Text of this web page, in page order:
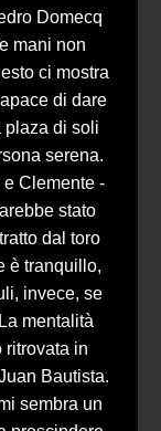
Domecq
mani non
ci mostra
di dare
plaza di soli
serena.
Clemente -
stato
dal toro
è tranquillo,
invece, se
mentalità
ritrovata in
Bautista.
sembra un